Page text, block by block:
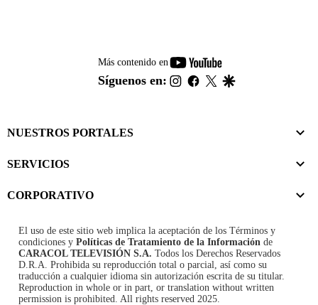
Más contenido en
youtube-
footer
Síguenos en: instagram
facebook
twitter
NUESTROS PORTALES
SERVICIOS
CORPORATIVO
El uso de este sitio web implica la aceptación de los Términos y
condiciones y Políticas de Tratamiento de la Información de
CARACOL TELEVISIÓN S.A. Todos los Derechos Reservados
D.R.A. Prohibida su reproducción total o parcial, así como su
traducción a cualquier idioma sin autorización escrita de su titular.
Reproduction in whole or in part, or translation without written
permission is prohibited. All rights reserved 2025.